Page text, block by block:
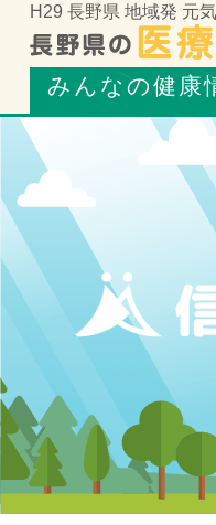
H29 長野県 地域発 元
みんなの健康